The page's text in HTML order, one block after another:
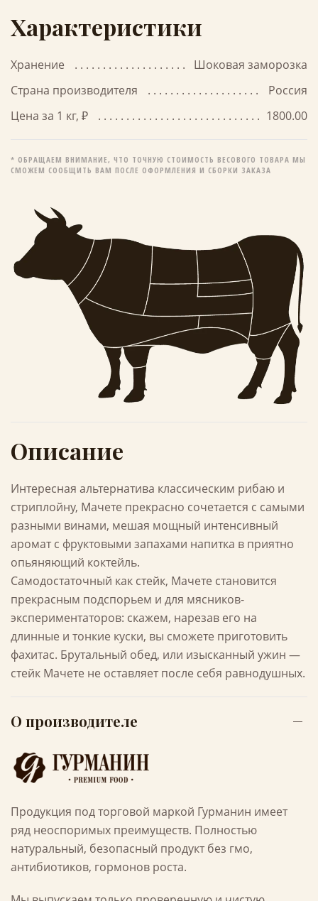
Характеристики
Хранение
Шоковая заморозка
Страна производителя
Россия
Цена за 1 кг, ₽
1800.00
* ОБРАЩАЕМ ВНИМАНИЕ, ЧТО ТОЧНУЮ СТОИМОСТЬ ВЕСОВОГО ТОВАРА МЫ
СМОЖЕМ СООБЩИТЬ ВАМ ПОСЛЕ ОФОРМЛЕНИЯ И СБОРКИ ЗАКАЗА
Описание
Интересная альтернатива классическим рибаю и
стриплойну, Мачете прекрасно сочетается с самыми
разными винами, мешая мощный интенсивный
аромат с фруктовыми запахами напитка в приятно
опьяняющий коктейль.
Самодостаточный как стейк, Мачете становится
прекрасным подспорьем и для мясников-
экспериментаторов: скажем, нарезав его на
длинные и тонкие куски, вы сможете приготовить
фахитас. Брутальный обед, или изысканный ужин —
стейк Мачете не оставляет после себя равнодушных.
О производителе
Продукция под торговой маркой Гурманин имеет
ряд неоспоримых преимуществ. Полностью
натуральный, безопасный продукт без гмо,
антибиотиков, гормонов роста.